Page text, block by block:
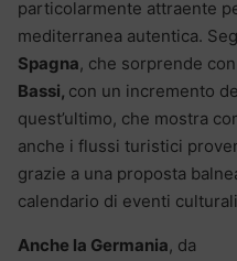
particolarmente attraente
mediterranea autentica.
Spagna, che sorprende
Bassi, con un incremento
quest’ultimo, che mostra
anche i flussi turistici
grazie a una proposta
calendario di eventi
Anche la Germania, da